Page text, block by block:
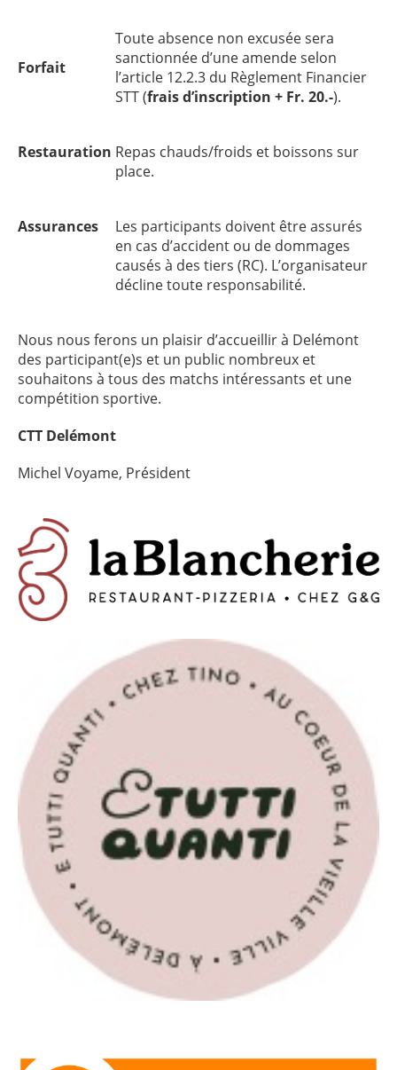
Forfait
Toute absence non excusée sera
sanctionnée d’une amende selon
l’article 12.2.3 du Règlement Financier
STT (frais d’inscription + Fr. 20.-).
Restauration Repas chauds/froids et boissons sur
place.
Assurances
Les participants doivent être assurés
en cas d’accident ou de dommages
causés à des tiers (RC). L’organisateur
décline toute responsabilité.
Nous nous ferons un plaisir d’accueillir à Delémont
des participant(e)s et un public nombreux et
souhaitons à tous des matchs intéressants et une
compétition sportive.
CTT Delémont
Michel Voyame, Président